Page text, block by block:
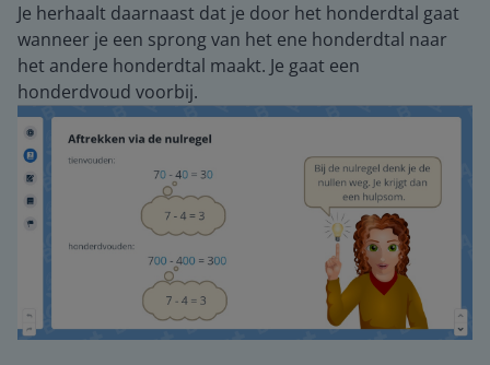
Je herhaalt daarnaast dat je door het honderdtal gaat
wanneer je een sprong van het ene honderdtal naar
het andere honderdtal maakt. Je gaat een
honderdvoud voorbij.